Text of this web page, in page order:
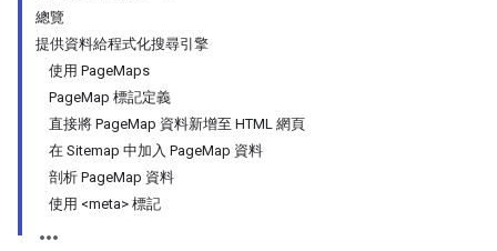
總覽
提供資料給程式化搜尋引擎
使用 PageMaps
PageMap 標記定義
直接將 PageMap 資料新增至 HTML 網頁
在 Sitemap 中加入 PageMap 資料
剖析 PageMap 資料
使用 <meta> 標記